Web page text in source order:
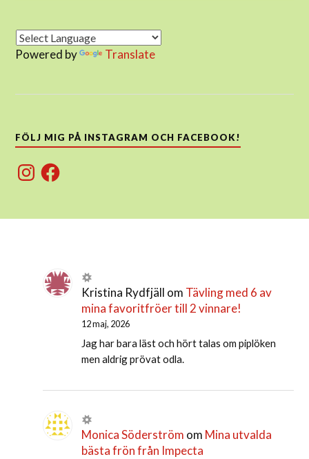
Powered by Translate
FÖLJ MIG PÅ INSTAGRAM OCH FACEBOOK!
InstagramFacebook
Kristina Rydfjäll om Tävling med 6 av
mina favoritfröer till 2 vinnare!
12 maj, 2026
Jag har bara läst och hört talas om piplöken
men aldrig prövat odla.
Monica Söderström om Mina utvalda
bästa frön från Impecta